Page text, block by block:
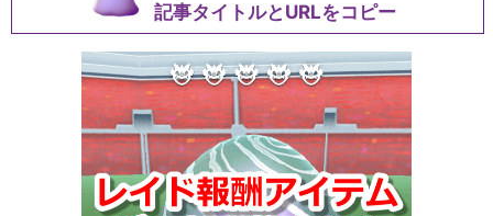
記事タイトルとURLをコピー